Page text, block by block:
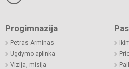
Progimnazija
Petras Arminas
Ugdymo aplinka
Vizija, misija